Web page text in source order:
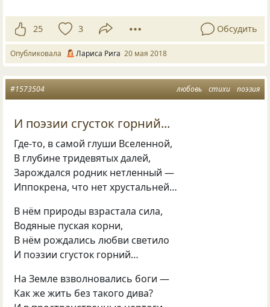
25 3 Обсудить
Опубликовала Лариса Рига 20 мая 2018
любовь стихи поэзия
#1573504
И поэзии сгусток горний...
Где-то, в самой глуши Вселенной,
В глубине тридевятых далей,
Зарождался родник нетленный —
Иппокрена, что нет хрустальней…
В нём природы взрастала сила,
Водяные пуская корни,
В нём рождались любви светило
И поэзии сгусток горний…
На Земле взволновались боги —
Как же жить без такого дива?